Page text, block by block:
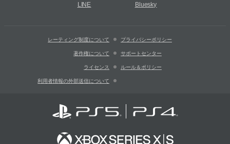
LINE Bluesky
レーティング制度について プライバシーポリシー
著作権について サポートセンター
ライセンス ルール＆ポリシー
利用者情報の外部送信について